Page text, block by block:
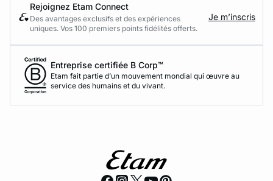
Rejoignez Etam Connect
Des avantages exclusifs et des expériences
uniques. Vos 100 premiers points fidélités offerts.
Je m’inscris
Entreprise certifiée B Corp™
Etam fait partie d’un mouvement mondial qui œuvre au
service des humains et du vivant.